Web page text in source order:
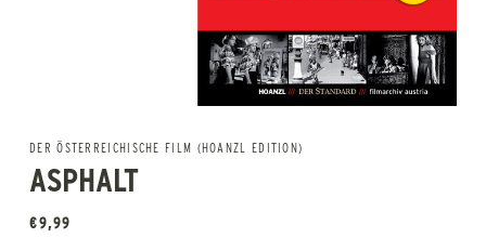
DER ÖSTERREICHISCHE FILM (HOANZL EDITION)
ASPHALT
€9,99